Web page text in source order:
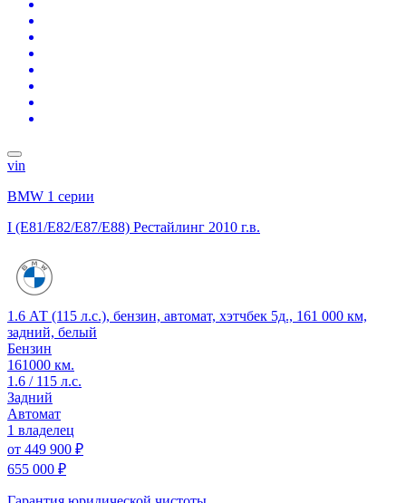
vin
BMW 1 серии
I (E81/E82/E87/E88) Рестайлинг 2010 г.в.
1.6 АТ (115 л.с.), бензин, автомат, хэтчбек 5д., 161 000 км,
задний, белый
Бензин
161000 км.
1.6 / 115 л.с.
Задний
Автомат
1 владелец
от 449 900 ₽
655 000 ₽